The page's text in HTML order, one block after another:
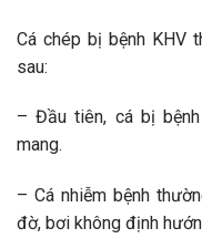
Cá chép bị bệnh KHV
sau:
– Đầu tiên, cá bị
mang.
– Cá nhiễm bệnh
đờ, bơi không định